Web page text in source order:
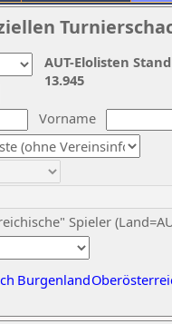
Vorname
Spieler
Burgenland
AUT-Elolisten
13.945